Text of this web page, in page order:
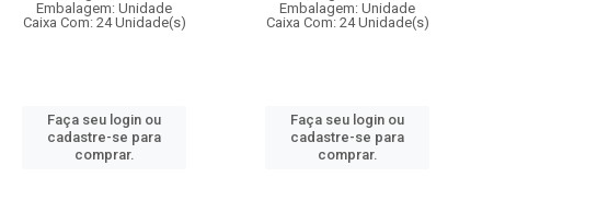
Embalagem: Unidade
Caixa Com: 24 Unidade(s)
Faça seu login ou
cadastre-se para
comprar.
Embalagem: Unidade
Caixa Com: 24 Unidade(s)
Faça seu login ou
cadastre-se para
comprar.